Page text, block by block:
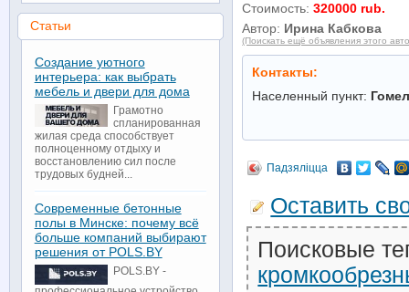
Стоимость:320000 rub.
Автор: Ирина Кабкова
(Поискать ещё объявления этого
Контакты:
Населенный пункт:
Падзяліцца
Оставить
Поисковые
Статьи
Создание уютного
интерьера: как выбрать
мебель и двери для дома
Грамотно
спланированная
жилая среда способствует
полноценному отдыху и
восстановлению сил после
трудовых будней...
Современные бетонные
полы в Минске: почему всё
больше компаний выбирают
решения от POLS.BY
POLS.BY -